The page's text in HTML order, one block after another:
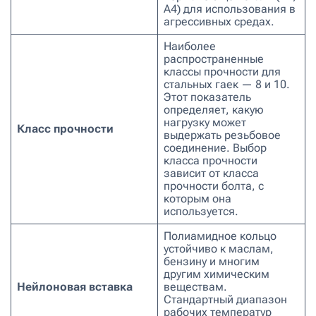
A4) для использования в
агрессивных средах.
Класс прочности
Наиболее
распространенные
классы прочности для
стальных гаек — 8 и 10.
Этот показатель
определяет, какую
нагрузку может
выдержать резьбовое
соединение. Выбор
класса прочности
зависит от класса
прочности болта, с
которым она
используется.
Нейлоновая вставка
Полиамидное кольцо
устойчиво к маслам,
бензину и многим
другим химическим
веществам.
Стандартный диапазон
рабочих температур